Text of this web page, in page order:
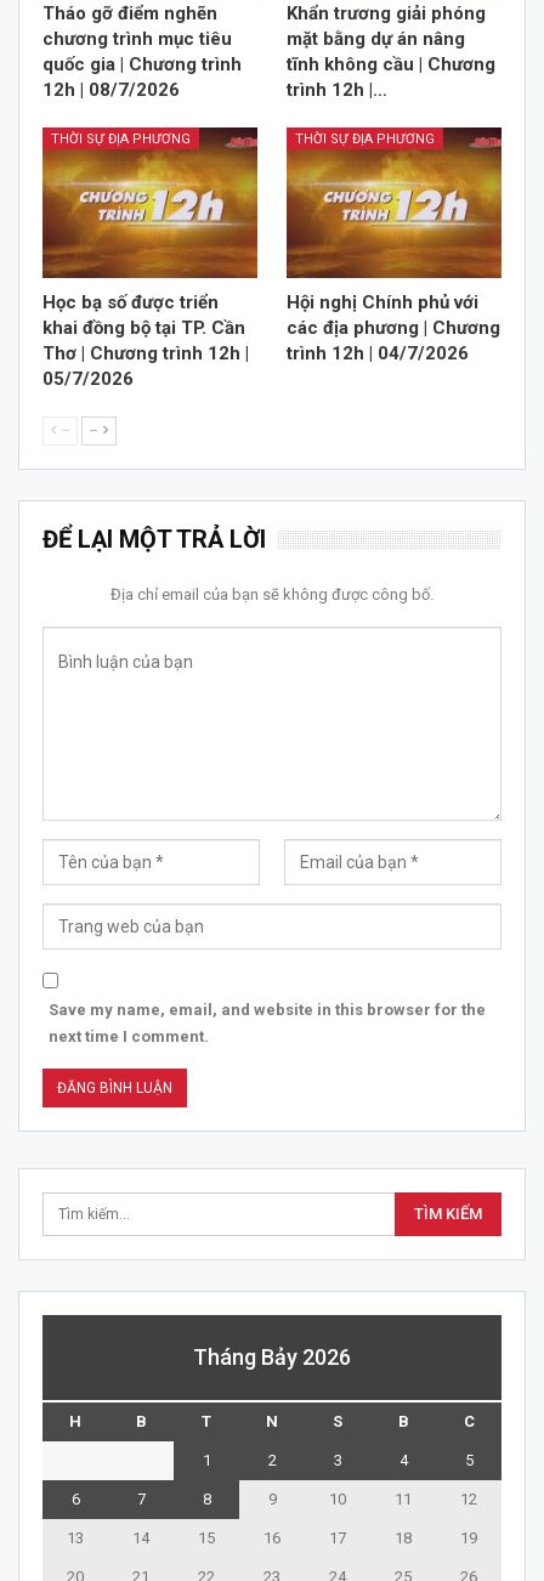
Tháo gỡ điểm nghẽn
chương trình mục tiêu
quốc gia | Chương trình
12h | 08/7/2026
Khẩn trương giải phóng
mặt bằng dự án nâng
tĩnh không cầu | Chương
trình 12h |…
THỜI SỰ ĐỊA PHƯƠNG
Học bạ số được triển
khai đồng bộ tại TP. Cần
Thơ | Chương trình 12h |
05/7/2026
THỜI SỰ ĐỊA PHƯƠNG
Hội nghị Chính phủ với
các địa phương | Chương
trình 12h | 04/7/2026
-- --
ĐỂ LẠI MỘT TRẢ LỜI
Địa chỉ email của bạn sẽ không được công bố.
Save my name, email, and website in this browser for the
next time I comment.
Tháng Bảy 2026
H B T N S B C
1 2 3 4 5
6 7 8 9 10 11 12
13 14 15 16 17 18 19
20 21 22 23 24 25 26